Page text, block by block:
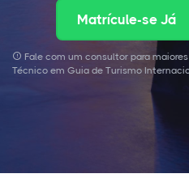
Matrícule-se Já
Fale com um consultor para
Técnico em Guia de Turismo